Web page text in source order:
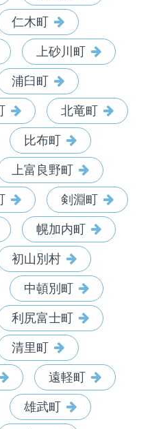
仁木町
上砂川町
浦臼町
北竜町
比布町
上富良野町
剣淵町
幌加内町
初山別村
中頓別町
利尻富士町
清里町
遠軽町
雄武町